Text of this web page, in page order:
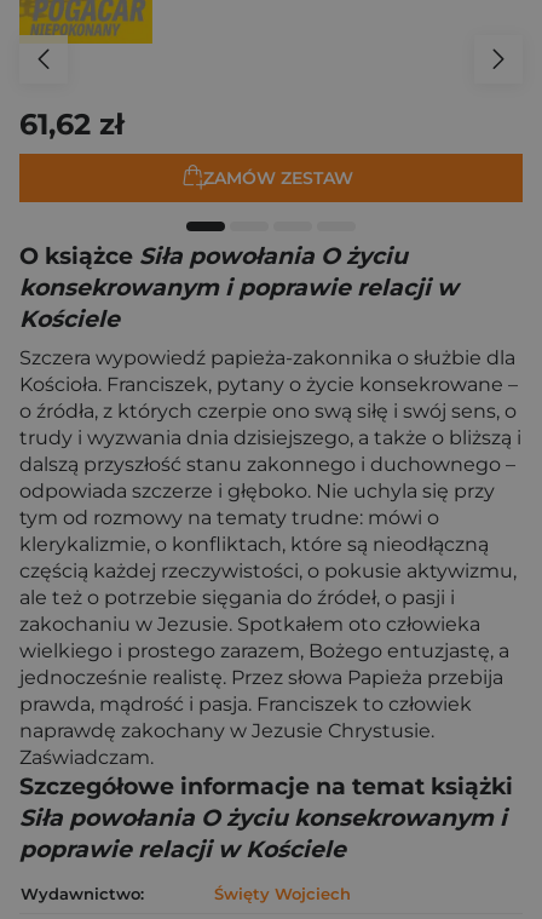
61,62 zł
ZAMÓW ZESTAW
O książce Siła powołania O życiu
konsekrowanym i poprawie relacji w
Kościele
Szczera wypowiedź papieża-zakonnika o służbie dla
Kościoła. Franciszek, pytany o życie konsekrowane –
o źródła, z których czerpie ono swą siłę i swój sens, o
trudy i wyzwania dnia dzisiejszego, a także o bliższą i
dalszą przyszłość stanu zakonnego i duchownego –
odpowiada szczerze i głęboko. Nie uchyla się przy
tym od rozmowy na tematy trudne: mówi o
klerykalizmie, o konfliktach, które są nieodłączną
częścią każdej rzeczywistości, o pokusie aktywizmu,
ale też o potrzebie sięgania do źródeł, o pasji i
zakochaniu w Jezusie. Spotkałem oto człowieka
wielkiego i prostego zarazem, Bożego entuzjastę, a
jednocześnie realistę. Przez słowa Papieża przebija
prawda, mądrość i pasja. Franciszek to człowiek
naprawdę zakochany w Jezusie Chrystusie.
Zaświadczam.
Szczegółowe informacje na temat książki
Siła powołania O życiu konsekrowanym i
poprawie relacji w Kościele
Wydawnictwo:
Święty Wojciech